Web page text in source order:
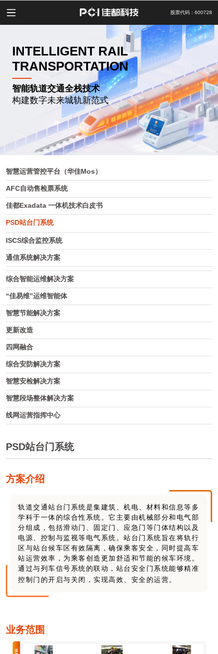
股票代码：600728
INTELLIGENT RAIL
TRANSPORTATION
智能轨道交通全栈技术
构建数字未来城轨新范式
智慧运营管控平台（华佳Mos）
AFC自动售检票系统
佳都Exadata 一体机技术白皮书
PSD站台门系统
ISCS综合监控系统
通信系统解决方案
综合智能运维解决方案
“佳易维”运维智能体
智慧节能解决方案
更新改造
四网融合
综合安防解决方案
智慧安检解决方案
智慧段场整体解决方案
线网运营指挥中心
PSD站台门系统
方案介绍
轨道交通站台门系统是集建筑、机电、材料和信息等多
学科于一体的综合性系统。它主要由机械部分和电气部
分组成，包括滑动门、固定门、应急门等门体结构以及
电源、控制与监视等电气系统。站台门系统旨在将轨行
区与站台候车区有效隔离，确保乘客安全，同时提高车
站运营效率，为乘客创造更加舒适和节能的候车环境。
通过与列车信号系统的联动，站台安全门系统能够精准
控制门的开启与关闭，实现高效、安全的运营。
业务范围